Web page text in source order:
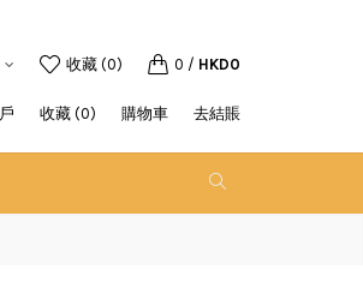
收藏 (0) 0 / HKD0
收藏 (0) 購物車 去結賬